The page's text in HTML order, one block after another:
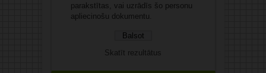
parakstītas, vai uzrādīs šo personu
apliecinošu dokumentu.
Skatīt rezultātus